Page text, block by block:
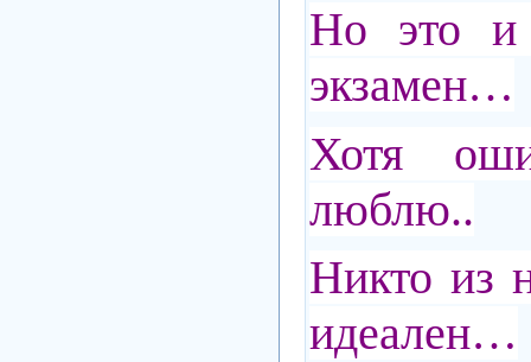
Но это и
экзамен…
Хотя
люблю..
Никто из
идеален…